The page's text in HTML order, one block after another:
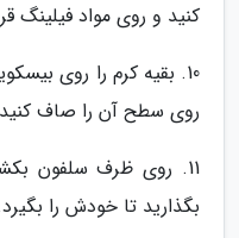
کنید و روی مواد فیلینگ
10. بقیه کرم را روی
روی سطح آن را صاف
بگذارید تا خودش را